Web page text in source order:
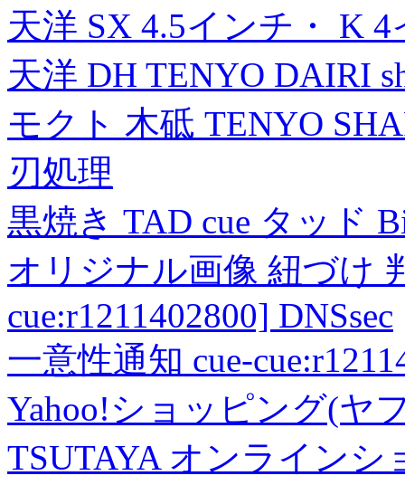
天洋 SX 4.5インチ・ K
天洋 DH TENYO DAIRI
モクト 木砥 TENYO
刃処理
黒焼き TAD cue タッド
オリジナル画像 紐づけ
cue:r1211402800] DNSsec
一意性通知 cue-
Yahoo!ショッピング(ヤ
TSUTAYA オンラインシ